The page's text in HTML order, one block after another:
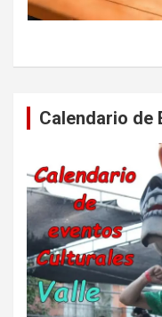
Calendario de